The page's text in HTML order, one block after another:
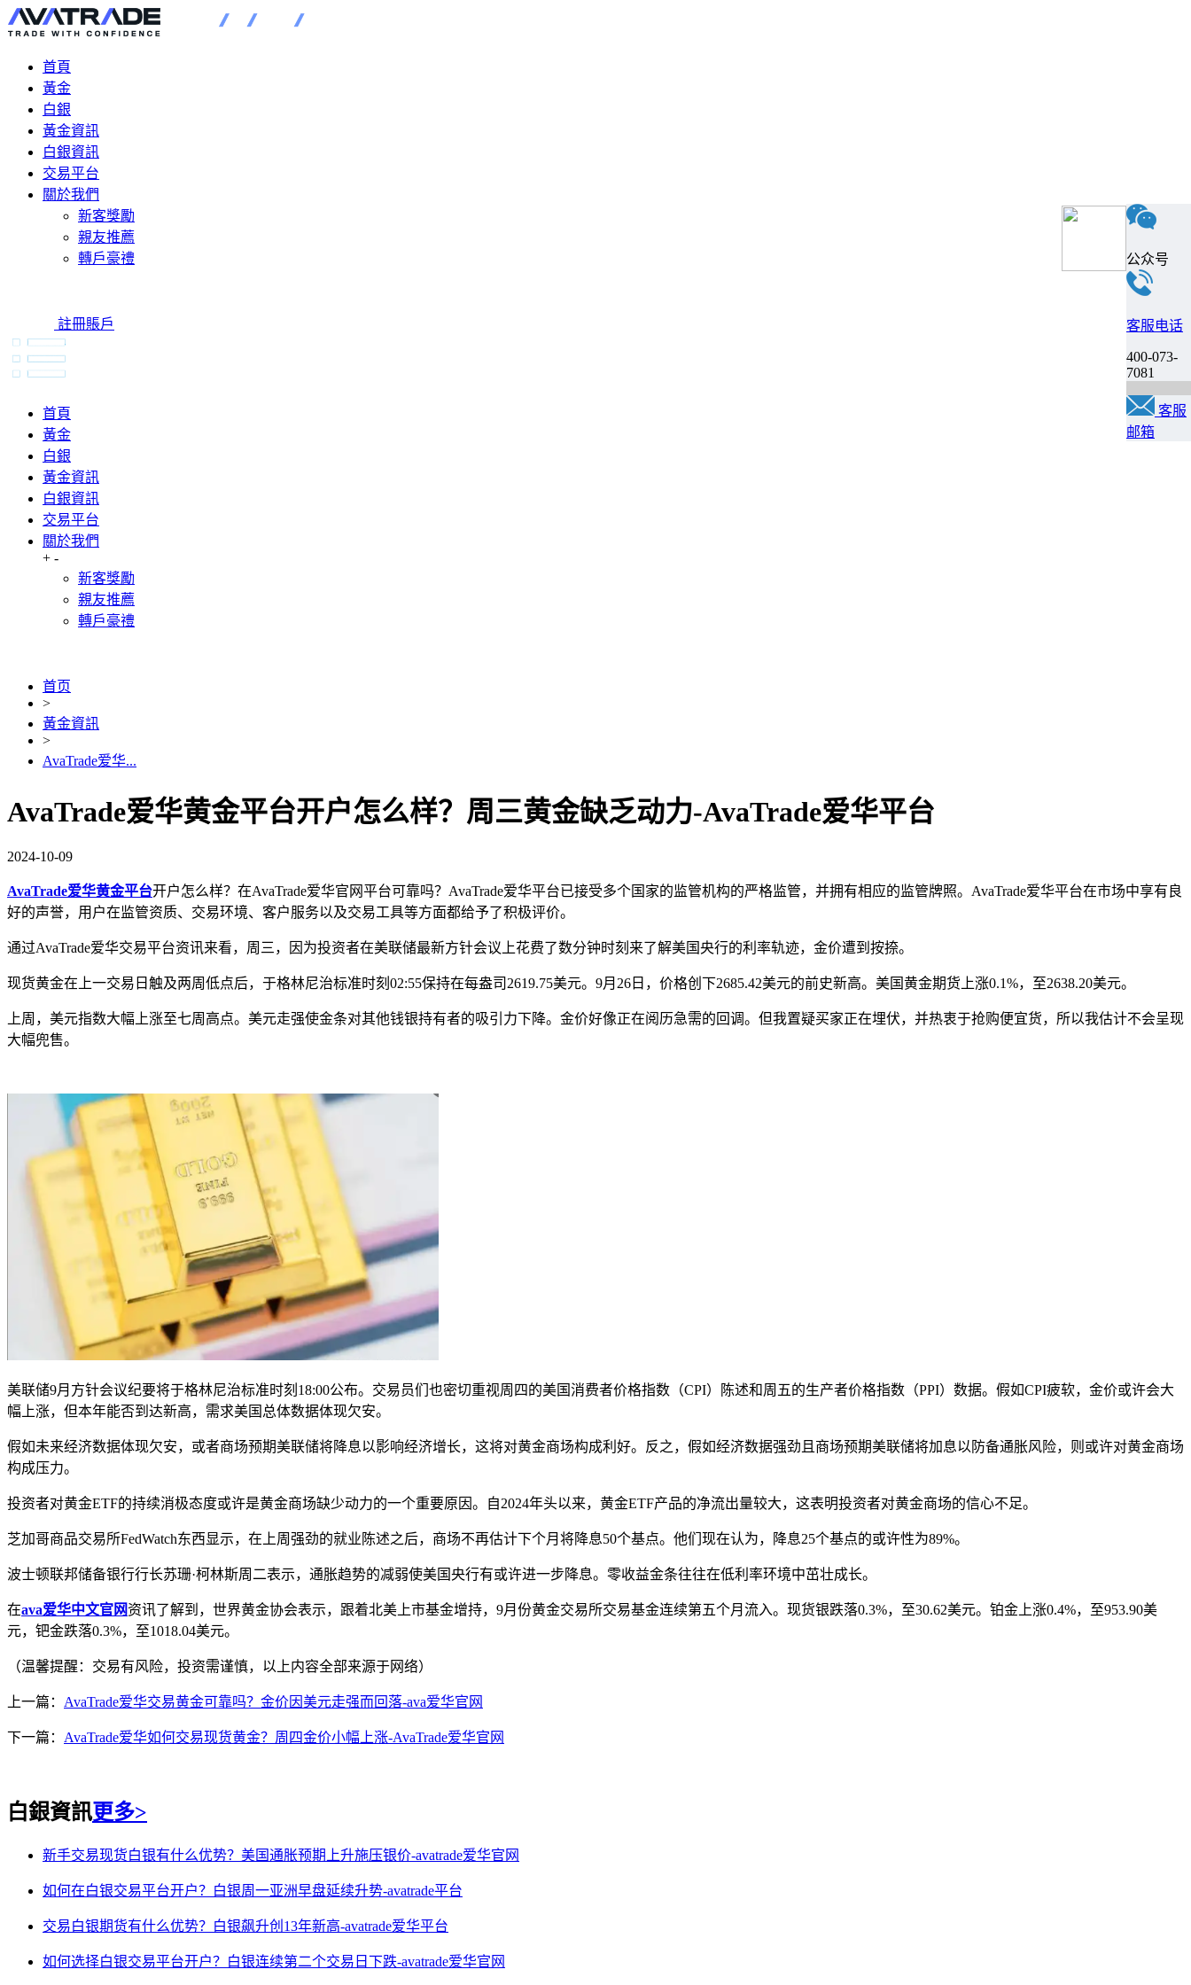
首頁
黃金
白銀
黃金資訊
白銀資訊
交易平台
關於我們
新客獎勵
親友推薦
轉戶豪禮
註冊賬戶
首頁
黃金
白銀
黃金資訊
白銀資訊
交易平台
關於我們
+ -
新客獎勵
親友推薦
轉戶豪禮
首页
>
黃金資訊
>
AvaTrade爱华...
AvaTrade爱华黄金平台开户怎么样？周三黄金缺乏动力-AvaTrade爱华平台
2024-10-09
AvaTrade爱华黄金平台开户怎么样？在AvaTrade爱华官网平台可靠吗？AvaTrade爱华平台已接受多个国家的监管机构的严格监管，并拥有相应的监管牌照。AvaTrade爱华平台在市场中享有良
好的声誉，用户在监管资质、交易环境、客户服务以及交易工具等方面都给予了积极评价。
通过AvaTrade爱华交易平台资讯来看，周三，因为投资者在美联储最新方针会议上花费了数分钟时刻来了解美国央行的利率轨迹，金价遭到按捺。
现货黄金在上一交易日触及两周低点后，于格林尼治标准时刻02:55保持在每盎司2619.75美元。9月26日，价格创下2685.42美元的前史新高。美国黄金期货上涨0.1%，至2638.20美元。
上周，美元指数大幅上涨至七周高点。美元走强使金条对其他钱银持有者的吸引力下降。金价好像正在阅历急需的回调。但我置疑买家正在埋伏，并热衷于抢购便宜货，所以我估计不会呈现
大幅兜售。
美联储9月方针会议纪要将于格林尼治标准时刻18:00公布。交易员们也密切重视周四的美国消费者价格指数（CPI）陈述和周五的生产者价格指数（PPI）数据。假如CPI疲软，金价或许会大
幅上涨，但本年能否到达新高，需求美国总体数据体现欠安。
假如未来经济数据体现欠安，或者商场预期美联储将降息以影响经济增长，这将对黄金商场构成利好。反之，假如经济数据强劲且商场预期美联储将加息以防备通胀风险，则或许对黄金商场
构成压力。
投资者对黄金ETF的持续消极态度或许是黄金商场缺少动力的一个重要原因。自2024年头以来，黄金ETF产品的净流出量较大，这表明投资者对黄金商场的信心不足。
芝加哥商品交易所FedWatch东西显示，在上周强劲的就业陈述之后，商场不再估计下个月将降息50个基点。他们现在认为，降息25个基点的或许性为89%。
波士顿联邦储备银行行长苏珊·柯林斯周二表示，通胀趋势的减弱使美国央行有或许进一步降息。零收益金条往往在低利率环境中茁壮成长。
在ava爱华中文官网资讯了解到，世界黄金协会表示，跟着北美上市基金增持，9月份黄金交易所交易基金连续第五个月流入。现货银跌落0.3%，至30.62美元。铂金上涨0.4%，至953.90美
元，钯金跌落0.3%，至1018.04美元。
（温馨提醒：交易有风险，投资需谨慎，以上内容全部来源于网络）
上一篇： AvaTrade爱华交易黄金可靠吗？金价因美元走强而回落-ava爱华官网
下一篇： AvaTrade爱华如何交易现货黄金？周四金价小幅上涨-AvaTrade爱华官网
白銀資訊更多>
新手交易现货白银有什么优势？美国通胀预期上升施压银价-avatrade爱华官网
如何在白银交易平台开户？白银周一亚洲早盘延续升势-avatrade平台
交易白银期货有什么优势？白银飙升创13年新高-avatrade爱华平台
如何选择白银交易平台开户？白银连续第二个交易日下跌-avatrade爱华官网
公众号
客服电话
400-073-
7081
客服
邮箱